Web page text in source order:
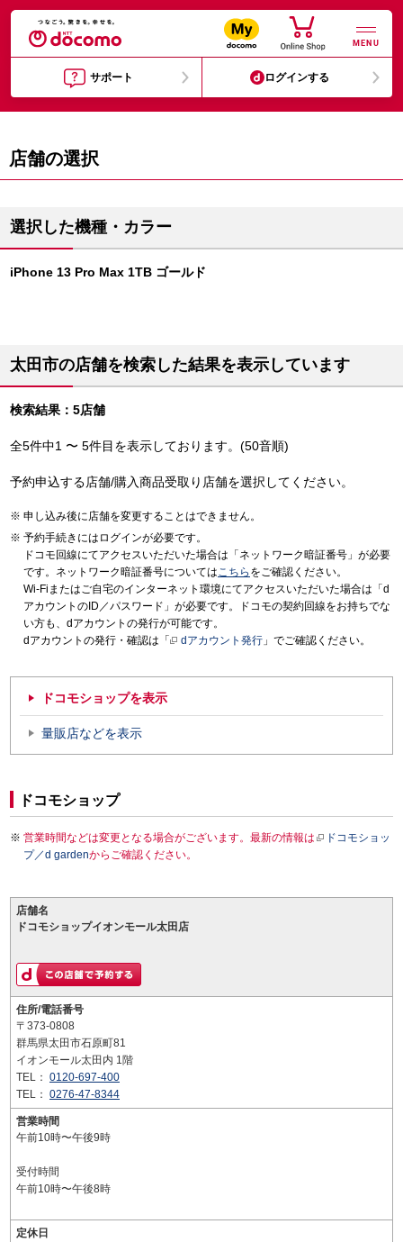
MENU
サポート ログインする
店舗の選択
選択した機種・カラー
iPhone 13 Pro Max 1TB ゴールド
太田市の店舗を検索した結果を表示しています
検索結果：5店舗
全5件中1 〜 5件目を表示しております。(50音順)
予約申込する店舗/購入商品受取り店舗を選択してください。
申し込み後に店舗を変更することはできません。
予約手続きにはログインが必要です。
ドコモ回線にてアクセスいただいた場合は「ネットワーク暗証番号」が必要
です。ネットワーク暗証番号についてはこちら をご確認ください。
Wi-Fiまたはご自宅のインターネット環境にてアクセスいただいた場合は「d
アカウントのID／パスワード」が必要です。ドコモの契約回線をお持ちでな
い方も、dアカウントの発行が可能です。
dアカウントの発行・確認は「
dアカウント発行 」でご確認ください。
ドコモショップを表示
量販店などを表示
ドコモショップ
営業時間などは変更となる場合がございます。最新の情報は
ドコモショッ
プ／d gardenからご確認ください。
店舗名
ドコモショップイオンモール太田店
住所/電話番号
〒373-0808
群馬県太田市石原町81
イオンモール太田内 1階
TEL： 0120-697-400
TEL： 0276-47-8344
営業時間
午前10時〜午後9時
受付時間
午前10時〜午後8時
定休日